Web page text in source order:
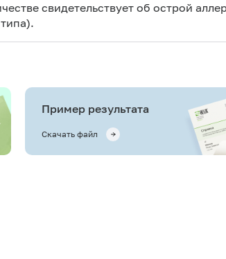
свидетельствует об острой
Пример результата
Скачать файл